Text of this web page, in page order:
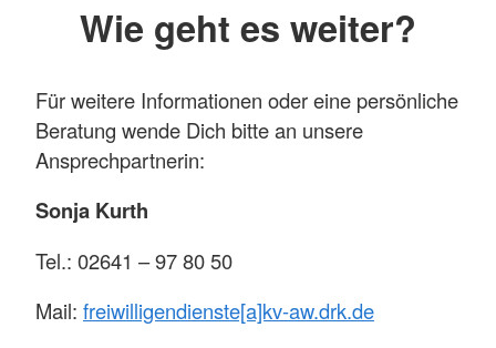
Wie geht es weiter?
Für weitere Informationen oder eine persönliche
Beratung wende Dich bitte an unsere
Ansprechpartnerin:
Sonja Kurth
Tel.: 02641 – 97 80 50
Mail: freiwilligendienste[a]kv-aw.drk.de